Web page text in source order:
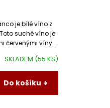
SKLADEM (55 KS)
Do košíku
je bílé víno z
suché víno je
červenými víny